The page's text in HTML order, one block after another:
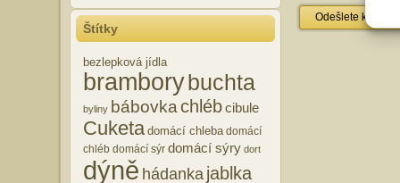
Štítky
bezlepková jídla
brambory buchta
byliny bábovkachlébcibule
Cuketa domácí chleba domácí
chléb domácí sýr domácí sýry dort
dýně hádanka jablka